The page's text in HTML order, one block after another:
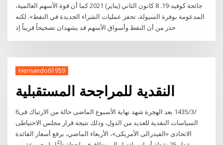
جائحة كوفيد-19. 8 كانون الثاني (يناير) 2021 كما أن قوة الأسهم العالمية،
المدعومة بوفرة السيولة، تحفز عمليات الشراء الجديدة في النفط». لكنه
Hernando61959
النقدية للمراجحة المستقبلية
6‏‏/3‏‏/1435 بعد الهجرة شهد نهاية الأسبوع الماضى حالة من الارتباك فى
السياسات النقدية للعديد من الدول، وذلك نتيجة قرار مجلس الاحتياطى
الاتحادى «الفيدرالى الأمريكى»، الأربعاء الماضي، برفع أسعار الفائدة